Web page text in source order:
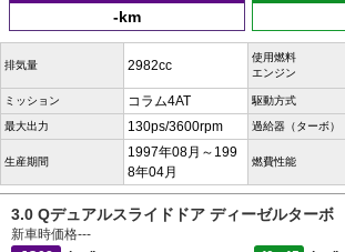
-km
排気量 2982cc
使用燃料
エンジン
ミッション コラム4AT 駆動方式
最大出力 130ps/3600rpm 過給器（ターボ）
生産期間
1997年08月～199
8年04月
燃費性能
3.0 Qデュアルスライドドア ディーゼルターボ
新車時価格---